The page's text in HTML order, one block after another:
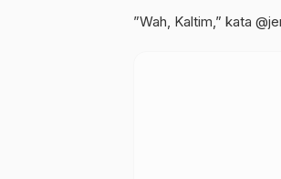
”Wah, Kaltim,” kata